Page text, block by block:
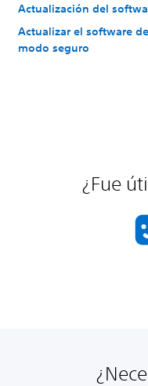
Actualización del
Actualizar el software
modo seguro
¿Fue